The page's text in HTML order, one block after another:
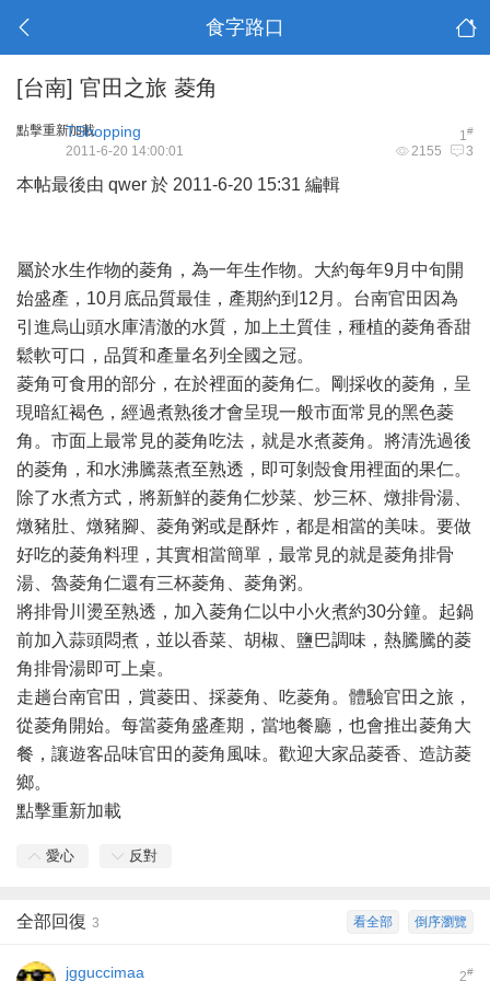
食字路口
[台南] 官田之旅 菱角
點擊重新加載 1#
TShopping
2155 3
2011-6-20 14:00:01
本帖最後由 qwer 於 2011-6-20 15:31 編輯
屬於水生作物的菱角，為一年生作物。大約每年9月中旬開
始盛產，10月底品質最佳，產期約到12月。台南官田因為
引進烏山頭水庫清澈的水質，加上土質佳，種植的菱角香甜
鬆軟可口，品質和產量名列全國之冠。
菱角可食用的部分，在於裡面的菱角仁。剛採收的菱角，呈
現暗紅褐色，經過煮熟後才會呈現一般市面常見的黑色菱
角。市面上最常見的菱角吃法，就是水煮菱角。將清洗過後
的菱角，和水沸騰蒸煮至熟透，即可剝殼食用裡面的果仁。
除了水煮方式，將新鮮的菱角仁炒菜、炒三杯、燉排骨湯、
燉豬肚、燉豬腳、菱角粥或是酥炸，都是相當的美味。要做
好吃的菱角料理，其實相當簡單，最常見的就是菱角排骨
湯、魯菱角仁還有三杯菱角、菱角粥。
將排骨川燙至熟透，加入菱角仁以中小火煮約30分鐘。起鍋
前加入蒜頭悶煮，並以香菜、胡椒、鹽巴調味，熱騰騰的菱
角排骨湯即可上桌。
走趟台南官田，賞菱田、採菱角、吃菱角。體驗官田之旅，
從菱角開始。每當菱角盛產期，當地餐廳，也會推出菱角大
餐，讓遊客品味官田的菱角風味。歡迎大家品菱香、造訪菱
鄉。
點擊重新加載
愛心 反對
倒序瀏覽
看全部
全部回復 3
2#
jgguccimaa